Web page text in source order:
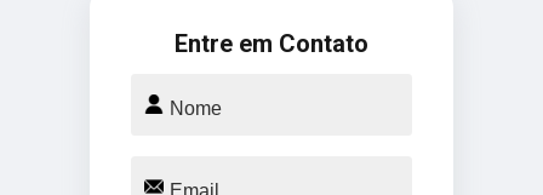
Entre em Contato